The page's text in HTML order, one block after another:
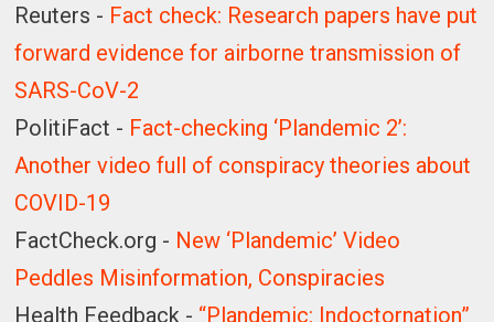
Reuters - Fact check: Research papers have put
forward evidence for airborne transmission of
SARS-CoV-2
PolitiFact - Fact-checking ‘Plandemic 2’:
Another video full of conspiracy theories about
COVID-19
FactCheck.org - New ‘Plandemic’ Video
Peddles Misinformation, Conspiracies
Health Feedback - “Plandemic: Indoctornation”